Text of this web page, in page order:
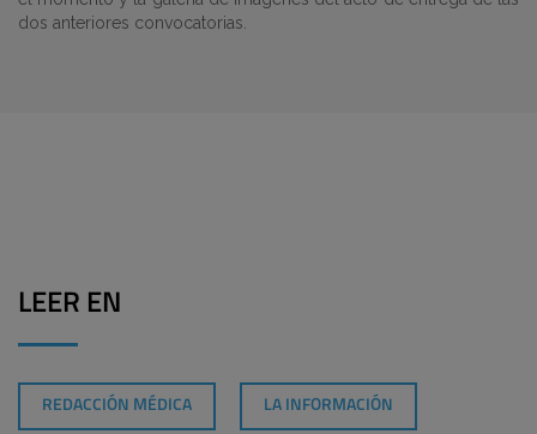
dos anteriores convocatorias.
LEER EN
REDACCIÓN MÉDICA LA INFORMACIÓN